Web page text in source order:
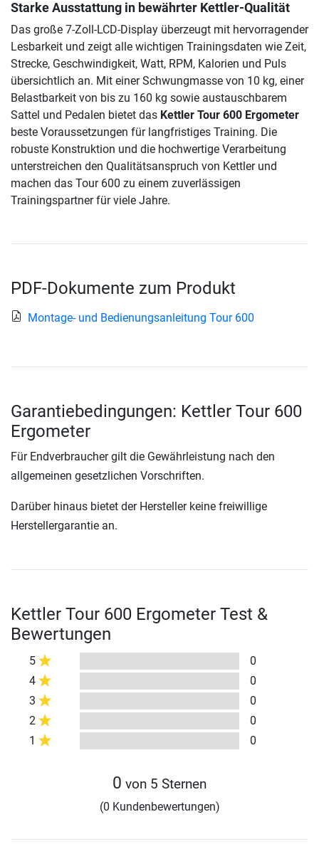
Starke Ausstattung in bewährter Kettler-Qualität
Das große 7-Zoll-LCD-Display überzeugt mit hervorragender
Lesbarkeit und zeigt alle wichtigen Trainingsdaten wie Zeit,
Strecke, Geschwindigkeit, Watt, RPM, Kalorien und Puls
übersichtlich an. Mit einer Schwungmasse von 10 kg, einer
Belastbarkeit von bis zu 160 kg sowie austauschbarem
Sattel und Pedalen bietet das Kettler Tour 600 Ergometer
beste Voraussetzungen für langfristiges Training. Die
robuste Konstruktion und die hochwertige Verarbeitung
unterstreichen den Qualitätsanspruch von Kettler und
machen das Tour 600 zu einem zuverlässigen
Trainingspartner für viele Jahre.
PDF-Dokumente zum Produkt
Montage- und Bedienungsanleitung Tour 600
Garantiebedingungen: Kettler Tour 600
Ergometer
Für Endverbraucher gilt die Gewährleistung nach den
allgemeinen gesetzlichen Vorschriften.
Darüber hinaus bietet der Hersteller keine freiwillige
Herstellergarantie an.
Kettler Tour 600 Ergometer Test &
Bewertungen
5
0
4
0
3
0
2
0
1
0
0 von 5 Sternen
(0 Kundenbewertungen)